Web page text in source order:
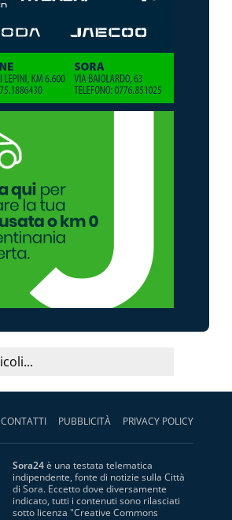
CONTATTI PUBBLICITÀ PRIVACY POLICY
Sora24è una testata telematica
indipendente, fonte di notizie sulla Città
di Sora. Eccetto dove diversamente
indicato, tutti i contenuti sono rilasciati
sotto licenza "Creative Commons